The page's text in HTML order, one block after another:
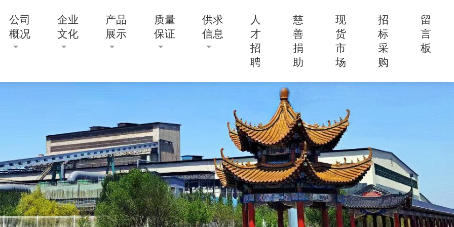
公司
概况
企业
文化
产品
展示
质量
保证
供求
信息
人
才
招
聘
慈
善
捐
助
现
货
市
场
招
标
采
购
留
言
板